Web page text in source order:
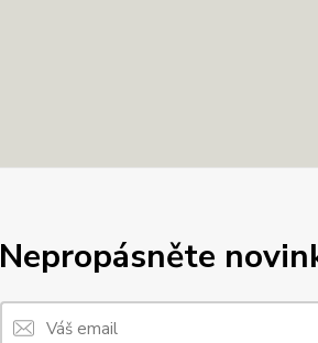
Nepropásněte